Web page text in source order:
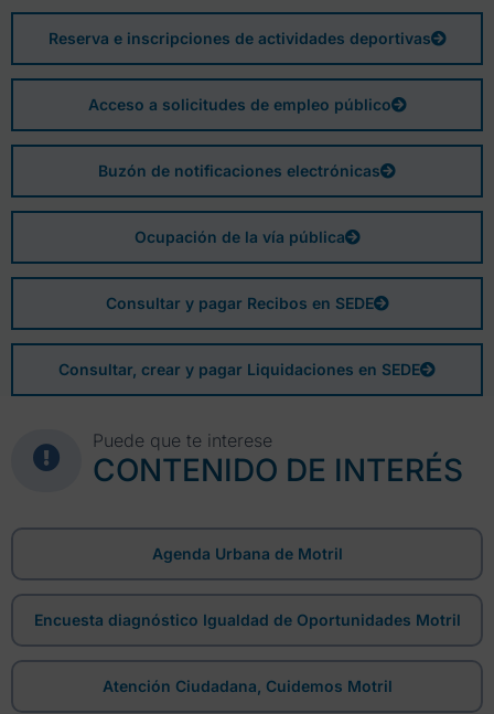
Reserva e inscripciones de actividades deportivas
Acceso a solicitudes de empleo público
Buzón de notificaciones electrónicas
Ocupación de la vía pública
Consultar y pagar Recibos en SEDE
Consultar, crear y pagar Liquidaciones en SEDE
Puede que te interese
CONTENIDO DE INTERÉS
Agenda Urbana de Motril
Encuesta diagnóstico Igualdad de Oportunidades Motril
Atención Ciudadana, Cuidemos Motril